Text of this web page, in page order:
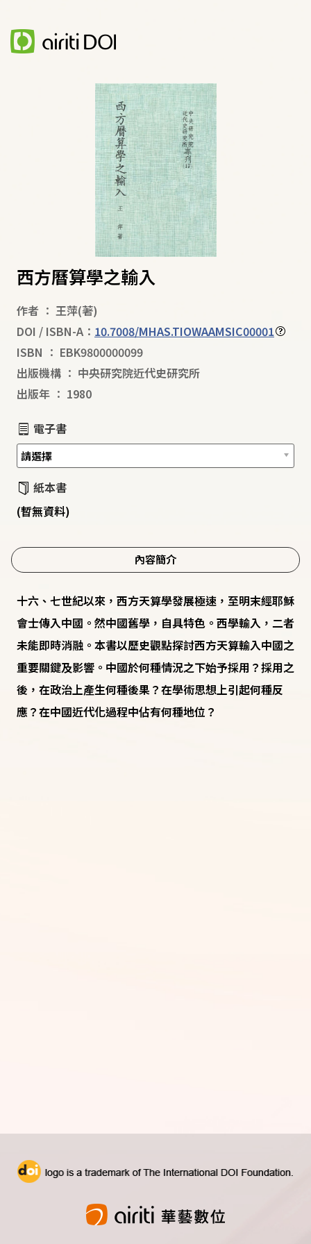
西方曆算學之輸入
作者 ： 王萍(著)
DOI / ISBN-A： 10.7008/MHAS.TIOWAAMSIC00001
ISBN ： EBK9800000099
出版機構 ： 中央研究院近代史研究所
出版年 ： 1980
電子書
紙本書
(暫無資料)
內容簡介
十六、七世紀以來，西方天算學發展極速，至明末經耶穌
會士傳入中國。然中國舊學，自具特色。西學輸入，二者
未能即時消融。本書以歷史觀點探討西方天算輸入中國之
重要關鍵及影響。中國於何種情況之下始予採用？採用之
後，在政治上產生何種後果？在學術思想上引起何種反
應？在中國近代化過程中佔有何種地位？